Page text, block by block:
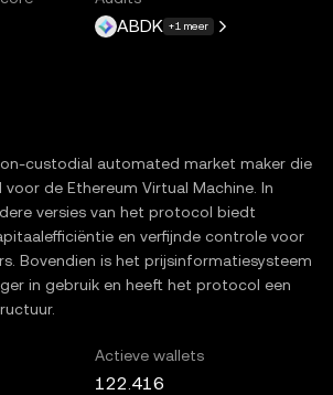
ABDK +1 meer
custodial automated market maker die
de Ethereum Virtual Machine. In
versies van het protocol biedt
en verfijnde controle voor
Bovendien is het prijsinformatiesysteem
in gebruik en heeft het protocol een
Actieve wallets
122.416